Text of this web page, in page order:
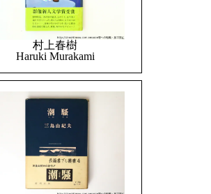
村上春樹
Haruki Murakami